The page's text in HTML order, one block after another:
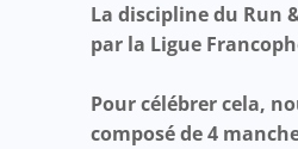
La discipline du Run
par la Ligue
Pour célébrer cela,
composé de 4